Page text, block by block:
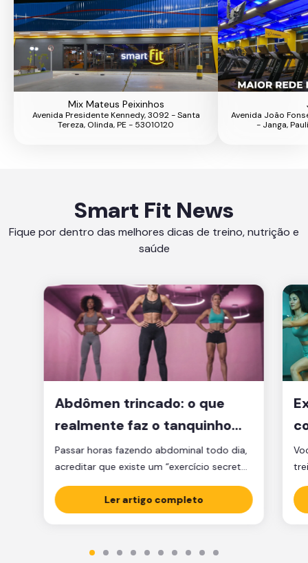
Mix Mateus Peixinhos
Avenida Presidente Kennedy, 3092 - Santa
Tereza, Olinda, PE - 53010120
Avenida João
- Janga,
Smart Fit News
Fique por dentro das melhores dicas de treino, nutrição e
saúde
Abdômen trincado: o que
realmente faz o tanquinho
aparecer?
Passar horas fazendo abdominal todo dia,
acreditar que existe um “exercício secreto”
com a balança são caminhos que muita
gente percorre, mas que raramente levam
falta de estratégia. A verdade é que o
Ler artigo completo